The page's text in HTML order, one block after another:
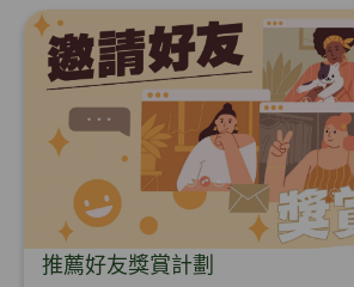
推薦好友獎賞計劃